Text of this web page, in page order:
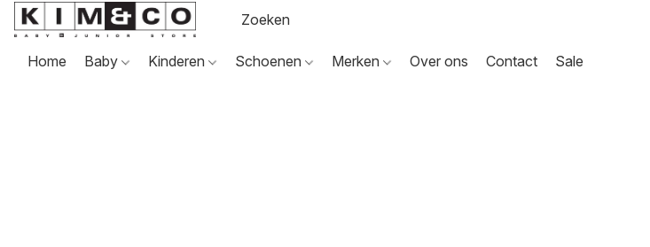
Home Baby Kinderen Schoenen Merken Over ons Contact Sale